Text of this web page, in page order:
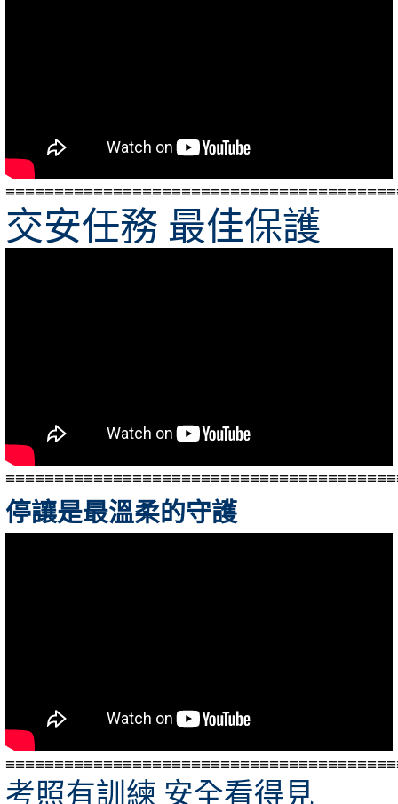
交安任務 最佳保護
停讓是最溫柔的守護
考照有訓練 安全看得見